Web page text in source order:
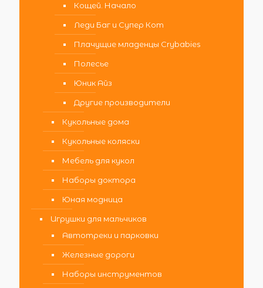
Кощей. Начало
Леди Баг и Супер Кот
Плачущие младенцы Crybabies
Полесье
Юник Айз
Другие производители
Кукольные дома
Кукольные коляски
Мебель для кукол
Наборы доктора
Юная модница
Игрушки для мальчиков
Автотреки и парковки
Железные дороги
Наборы инструментов